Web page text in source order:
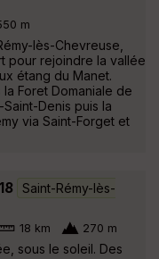
m
lès-Chevreuse,
pour rejoindre la vallée
étang du Manet.
Foret Domaniale de
Denis puis la
via Saint-Forget et
Saint-Rémy-lès-
18 km 270 m
sous le soleil. Des